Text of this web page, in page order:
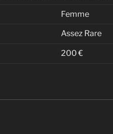
Femme
Assez Rare
200 €